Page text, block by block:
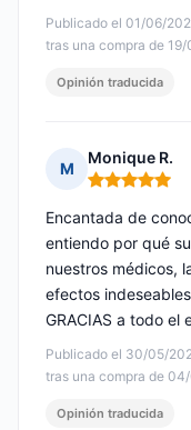
Publicado el 01/06/
tras una compra de
Opinión traducida
M
Monique R.
Nota: 5 de 5
Publicado el 30/05/
tras una compra de
Encantada de
entiendo por qué
nuestros médicos,
efectos
GRACIAS a todo el
Opinión traducida